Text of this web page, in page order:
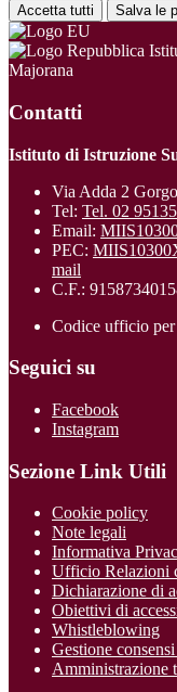
Accetta tutti Salva le
Majorana
Contatti
Istituto di Istruzione
Via Adda 2
Tel: Tel. 02
Email:
PEC:
mail
C.F.:
Codice ufficio
Seguici su
Facebook
Instagram
Sezione Link Utili
Cookie policy
Note legali
Informativa
Ufficio Relazioni
Dichiarazione di
Obiettivi di
Whistleblowing
Gestione
Amministrazione